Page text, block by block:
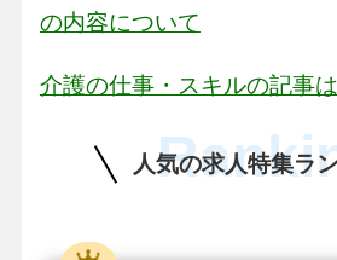
の内容について
介護の仕事・スキルの記事
人気の求人特集ラ